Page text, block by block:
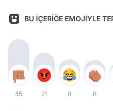
BU İÇERİĞE EMOJİYLE
45 21 9 8